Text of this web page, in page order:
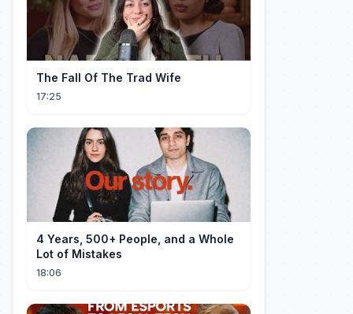
The Fall Of The Trad Wife
17:25
4 Years, 500+ People, and a Whole
Lot of Mistakes
18:06